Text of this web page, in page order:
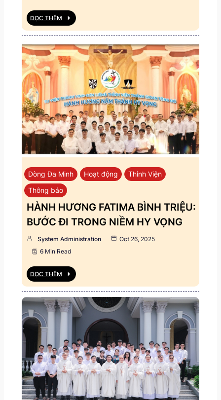
ĐỌC THÊM
Dòng Đa Minh Hoạt động
Thỉnh Viện
Thông báo
HÀNH HƯƠNG FATIMA BÌNH TRIỆU:
BƯỚC ĐI TRONG NIỀM HY VỌNG
System Administration
Oct 26, 2025
6 Min Read
ĐỌC THÊM